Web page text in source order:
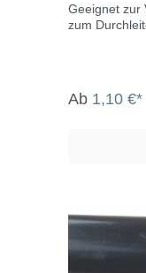
Geeignet zur
zum
Ab 1,10 €*